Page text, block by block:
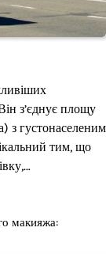
з’єднує площу
з густонаселеним
тим, що
макияжа: